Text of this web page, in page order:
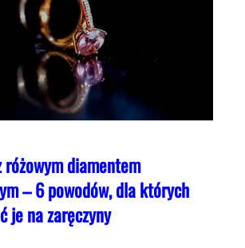
diamentem
– 6 powodów, dla których
je na zaręczyny